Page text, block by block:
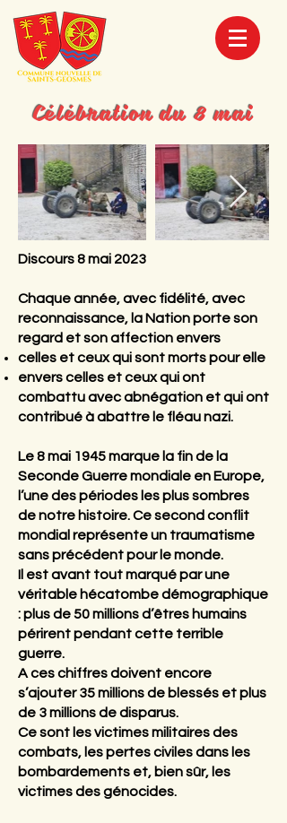
Célébration du 8 mai
Discours 8 mai 2023
Chaque année, avec fidélité, avec
reconnaissance, la Nation porte son
regard et son affection envers
celles et ceux qui sont morts pour elle
envers celles et ceux qui ont
combattu avec abnégation et qui ont
contribué à abattre le fléau nazi.
Le 8 mai 1945 marque la fin de la
Seconde Guerre mondiale en Europe,
l’une des périodes les plus sombres
de notre histoire. Ce second conflit
mondial représente un traumatisme
sans précédent pour le monde.
Il est avant tout marqué par une
véritable hécatombe démographique
: plus de 50 millions d’êtres humains
périrent pendant cette terrible
guerre.
A ces chiffres doivent encore
s’ajouter 35 millions de blessés et plus
de 3 millions de disparus.
Ce sont les victimes militaires des
combats, les pertes civiles dans les
bombardements et, bien sûr, les
victimes des génocides.